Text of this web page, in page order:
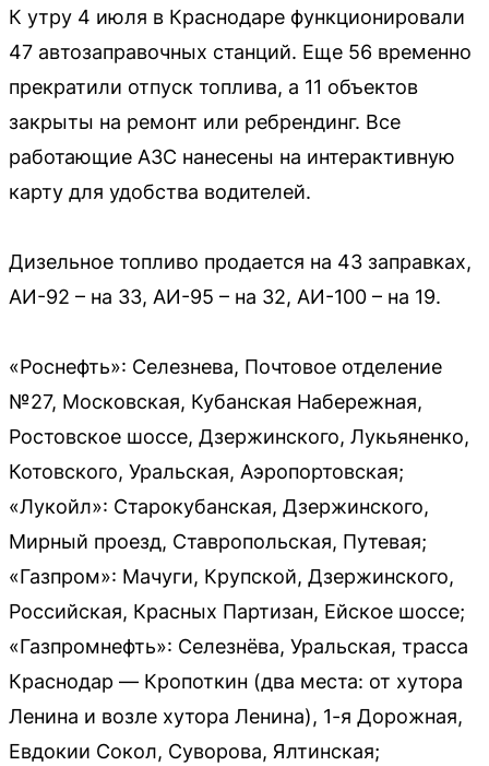
К утру 4 июля в Краснодаре функционировали
47 автозаправочных станций. Еще 56 временно
прекратили отпуск топлива, а 11 объектов
закрыты на ремонт или ребрендинг. Все
работающие АЗС нанесены на интерактивную
карту для удобства водителей.
Дизельное топливо продается на 43 заправках,
АИ-92 – на 33, АИ-95 – на 32, АИ-100 – на 19.
«Роснефть»: Селезнева, Почтовое отделение
№27, Московская, Кубанская Набережная,
Ростовское шоссе, Дзержинского, Лукьяненко,
Котовского, Уральская, Аэропортовская;
«Лукойл»: Старокубанская, Дзержинского,
Мирный проезд, Ставропольская, Путевая;
«Газпром»: Мачуги, Крупской, Дзержинского,
Российская, Красных Партизан, Ейское шоссе;
«Газпромнефть»: Селезнёва, Уральская, трасса
Краснодар — Кропоткин (два места: от хутора
Ленина и возле хутора Ленина), 1-я Дорожная,
Евдокии Сокол, Суворова, Ялтинская;